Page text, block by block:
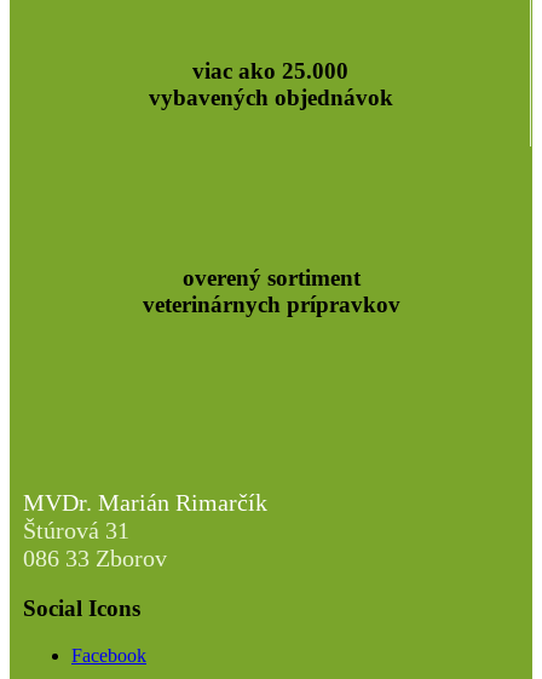
viac ako 25.000
vybavených objednávok
overený sortiment
veterinárnych prípravkov
MVDr. Marián Rimarčík
Štúrová 31
086 33 Zborov
Social Icons
Facebook